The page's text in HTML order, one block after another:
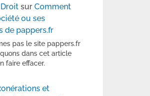
surComment
ou ses
de pappers.fr
pas le site pappers.fr
dans cet article
faire effacer.
et